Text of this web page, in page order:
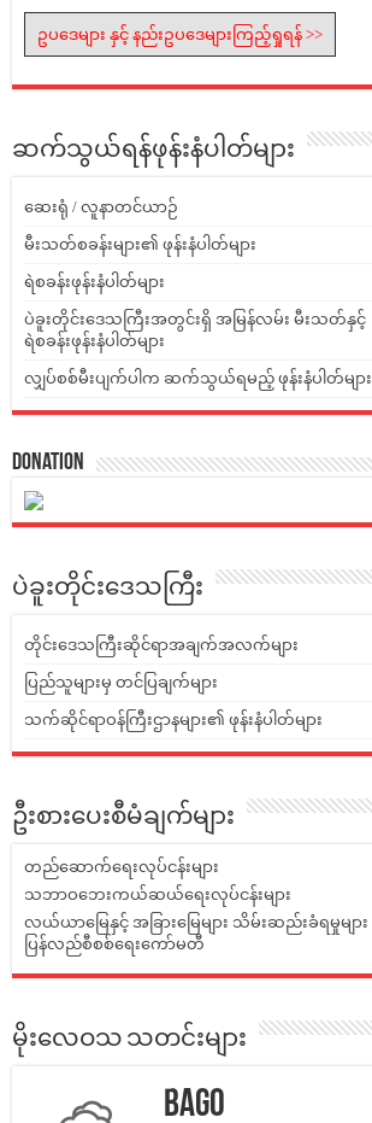
ဥပဒေများ နှင့် နည်းဥပဒေများကြည့်ရှုရန် >>
ဆက်သွယ်ရန်ဖုန်းနံပါတ်များ
ဆေးရုံ / လူနာတင်ယာဉ်
မီးသတ်စခန်းများ၏ ဖုန်းနံပါတ်များ
ရဲစခန်းဖုန်းနံပါတ်များ
ပဲခူးတိုင်းဒေသကြီးအတွင်းရှိ အမြန်လမ်း မီးသတ်နှင့်
ရဲစခန်းဖုန်းနံပါတ်များ
လျှပ်စစ်မီးပျက်ပါက ဆက်သွယ်ရမည့် ဖုန်းနံပါတ်များ
Donation
ပဲခူးတိုင်းဒေသကြီး
တိုင်းဒေသကြီးဆိုင်ရာအချက်အလက်များ
ပြည်သူများမှ တင်ပြချက်များ
သက်ဆိုင်ရာဝန်ကြီးဌာနများ၏ ဖုန်းနံပါတ်များ
ဦးစားပေးစီမံချက်များ
တည်ဆောက်ရေးလုပ်ငန်းများ
သဘာဝဘေးကယ်ဆယ်ရေးလုပ်ငန်းများ
လယ်ယာမြေနှင့် အခြားမြေများ သိမ်းဆည်းခံရမှုများ
ပြန်လည်စီစစ်ရေးကော်မတီ
မိုးလေဝသ သတင်းများ
Bago